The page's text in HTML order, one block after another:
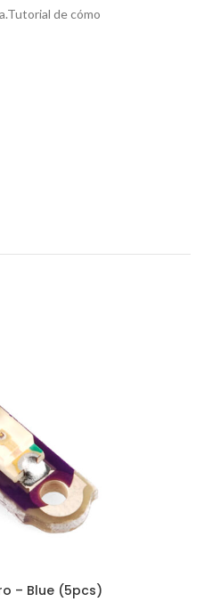
de cómo
– Blue (5pcs)